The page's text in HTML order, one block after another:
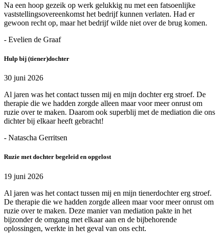
Na een hoop gezeik op werk gelukkig nu met een fatsoenlijke
vaststellingsovereenkomst het bedrijf kunnen verlaten. Had er
gewoon recht op, maar het bedrijf wilde niet over de brug komen.
- Evelien de Graaf
Hulp bij (tiener)dochter
30 juni 2026
Al jaren was het contact tussen mij en mijn dochter erg stroef. De
therapie die we hadden zorgde alleen maar voor meer onrust om
ruzie over te maken. Daarom ook superblij met de mediation die ons
dichter bij elkaar heeft gebracht!
- Natascha Gerritsen
Ruzie met dochter begeleid en opgelost
19 juni 2026
Al jaren was het contact tussen mij en mijn tienerdochter erg stroef.
De therapie die we hadden zorgde alleen maar voor meer onrust om
ruzie over te maken. Deze manier van mediation pakte in het
bijzonder de omgang met elkaar aan en de bijbehorende
oplossingen, werkte in het geval van ons echt.